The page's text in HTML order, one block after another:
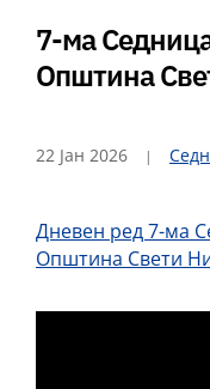
7-ма
Општина
22 Јан 2026
Дневен ред 7-ма
Општина Свети